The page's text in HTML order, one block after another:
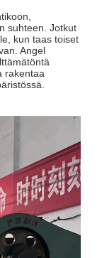
suhteen. Jotkut
kun taas toiset
Angel
rakentaa